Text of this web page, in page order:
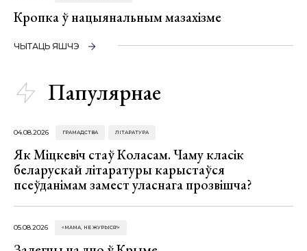
Кропка ў нацыянальным мазахізме
ЧЫТАЦЬ ЯШЧЭ
Папулярнае
04.08.2026 ГРАМАДСТВА ЛІТАРАТУРА
Як Міцкевіч стаў Коласам. Чаму класік
беларускай літаратуры карыстаўся
псеўданімам замест уласнага прозвішча?
05.08.2026 «МАМА, НЕ ЖУРЫСЯ!»